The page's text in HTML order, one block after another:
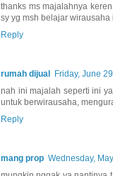
thanks ms majalahnya
sy yg msh belajar wirausaha
Reply
rumah dijual Friday, June
nah ini majalah seperti ini
untuk berwirausaha,
Reply
mang prop Wednesday,